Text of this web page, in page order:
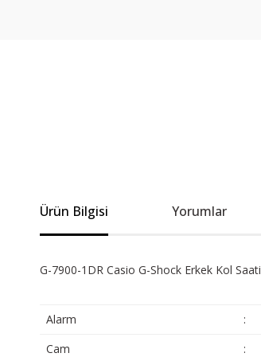
Ürün Bilgisi Yorumlar
G-7900-1DR Casio G-Shock Erkek Kol Saati
Alarm :
Cam
: